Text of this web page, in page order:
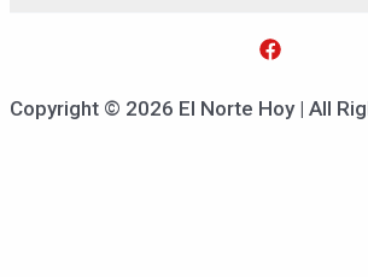
Copyright © 2026 El Norte Hoy | All